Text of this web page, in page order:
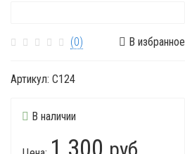
(0) В избранное
Артикул: C124
В наличии